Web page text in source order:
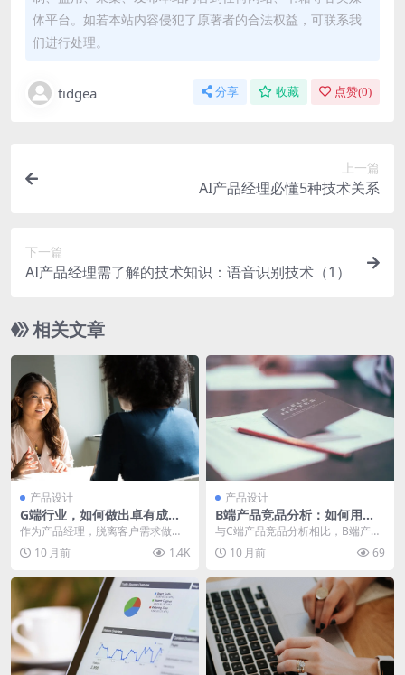
体平台。如若本站内容侵犯了原著者的合法权益，可联系我
们进行处理。
tidgea 分享 收藏 点赞(0)
上一篇
AI产品经理必懂5种技术关系
下一篇
AI产品经理需了解的技术知识：语音识别技术（1）
相关文章
产品设计
G端行业，如何做出卓有成效
的客户调研？
作为产品经理，脱离客户需求做产
品，显然是盖不出漂亮的房子的。
在G端行业，该如何做...
10 月前 1.4K
产品设计
B端产品竞品分析：如何用低
成本方法获取更多信息？
与C端产品竞品分析相比，B端产品
做竞品分析有哪些注意点？ 与C端
产品竞品分析相比...
10 月前 69